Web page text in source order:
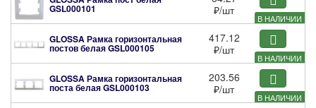
В НАЛИЧИИ
GSL000101
₽/шт
В НАЛИЧИИ
GLOSSA Рамка горизонтальная
постов белаяGSL000105
417.12
₽/шт
В НАЛИЧИИ
GLOSSA Рамка горизонтальная
поста белаяGSL000103
203.56
₽/шт